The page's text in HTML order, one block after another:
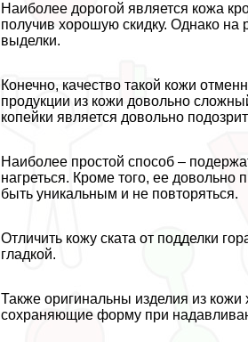
Наиболее дорогой является кожа
получив хорошую скидку. Однако на
выделки.
Конечно, качество такой кожи
продукции из кожи довольно
копейки является довольно
Наиболее простой способ –
нагреться. Кроме того, ее довольно
быть уникальным и не повторяться.
Отличить кожу ската от подделки
гладкой.
Также оригинальны изделия из кожи
сохраняющие форму при